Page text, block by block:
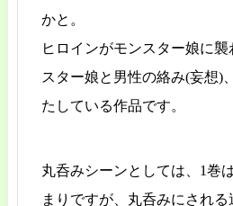
かと。
ヒロインがモンスター娘に
スター娘と男性の絡み(妄想)
たしている作品です。
丸呑みシーンとしては、1巻
まりですが、丸呑みにされ